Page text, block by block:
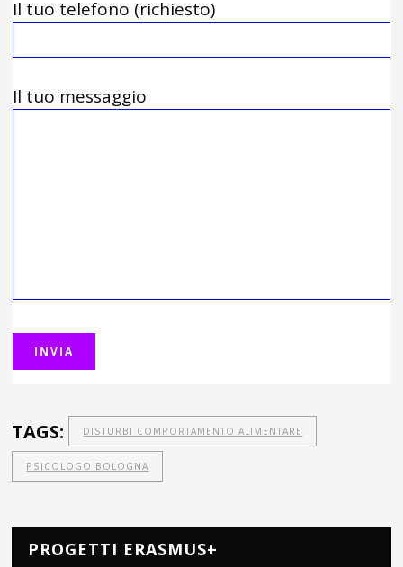
Il tuo telefono (richiesto)
Il tuo messaggio
TAGS: DISTURBI COMPORTAMENTO ALIMENTARE
PSICOLOGO BOLOGNA
PROGETTI ERASMUS+